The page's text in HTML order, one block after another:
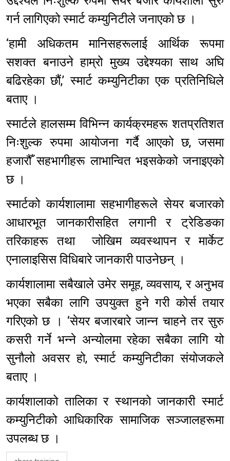
गर्न लागिएको स्मार्ट कम्युनिटीले जनाएको छ ।
‘हामी अधिकतम मानिसहरूलाई आर्थिक रूपमा
सशक्त बनाउने हाम्रो मुख्य उद्देश्यका साथ अघि
बढिरहेका छौं,’ स्मार्ट कम्युनिटीका एक प्रतिनिधिले
बताए ।
स्मार्टले हालसम्म विभिन्न कार्यक्रमहरू शतप्रतिशत
निःशुल्क रुपमा आयोजना गर्दै आएको छ, जसमा
हजारौँ सहभागीहरू लाभान्वित भइसकेको जनाइएको
छ ।
स्मार्टको कार्यशालामा सहभागीहरूले सेयर बजारको
आधारभूत जानकारीसहित लगानी र ट्रेडिङका
तरिकाहरू तथा जोखिम व्यवस्थापन र मार्केट
एनालाइसिस विधिबारे जानकारी पाउनेछन् ।
कार्यशालामा सबैखाले उमेर समूह, व्यवसाय, र अनुभव
भएका सबैका लागि उपयुक्त हुने गरी कोर्स तयार
गरिएको छ । ‘सेयर बजारबारे जान्न चाहने तर सुरु
कसरी गर्ने भन्ने अन्योलमा रहेका सबैका लागि यो
सुनौलो अवसर हो, स्मार्ट कम्युनिटीका संयोजकले
बताए ।
कार्यशालाको तालिका र स्थानको जानकारी स्मार्ट
कम्युनिटीको आधिकारिक सामाजिक सञ्जालहरूमा
उपलब्ध छ ।